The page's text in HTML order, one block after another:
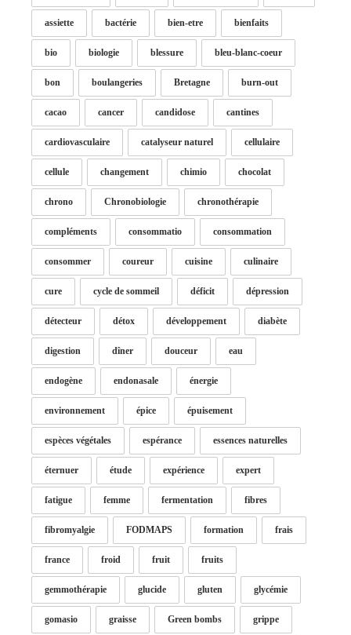
assiette bactérie bien-etre bienfaits
bio biologie blessure bleu-blanc-coeur
bon boulangeries Bretagne burn-out
cacao cancer candidose cantines
cardiovasculaire catalyseur naturel cellulaire
cellule changement chimio chocolat
chrono Chronobiologie chronothérapie
compléments consommatio consommation
consommer coureur cuisine culinaire
cure cycle de sommeil déficit dépression
détecteur détox développement diabète
digestion dîner douceur eau
endogène endonasale énergie
environnement épice épuisement
espèces végétales espérance essences naturelles
éternuer étude expérience expert
fatigue femme fermentation fibres
fibromyalgie FODMAPS formation frais
france froid fruit fruits
gemmothérapie glucide gluten glycémie
gomasio graisse Green bombs grippe